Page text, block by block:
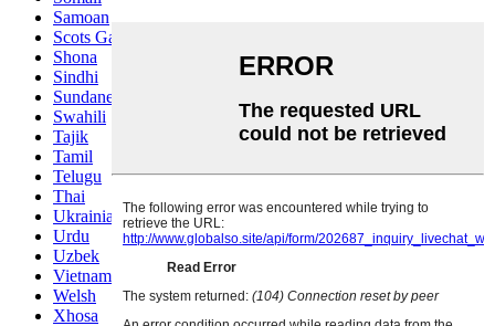
Samoan
Scots Gaelic
Shona
Sindhi
Sundanese
Swahili
Tajik
Tamil
Telugu
Thai
Ukrainian
Urdu
Uzbek
Vietnamese
Welsh
Xhosa